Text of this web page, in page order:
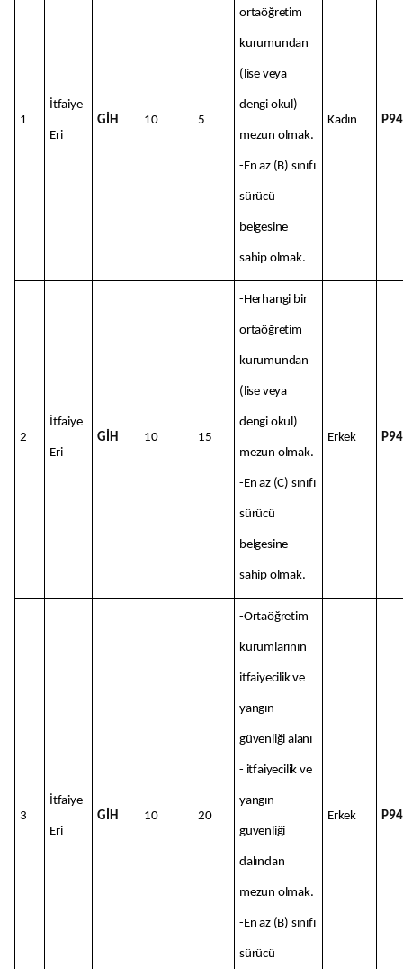
1
İtfaiye
Eri
GİH 10 5
ortaöğretim
kurumundan
(lise veya
dengi okul)
mezun olmak.
-En az (B) sınıfı
sürücü
belgesine
sahip olmak.
Kadın P94
2
İtfaiye
Eri
GİH 10 15
-Herhangi bir
ortaöğretim
kurumundan
(lise veya
dengi okul)
mezun olmak.
-En az (C) sınıfı
sürücü
belgesine
sahip olmak.
Erkek P94
3
İtfaiye
Eri
GİH 10 20
-Ortaöğretim
kurumlarının
itfaiyecilik ve
yangın
güvenliği alanı
- itfaiyecilik ve
yangın
güvenliği
dalından
mezun olmak.
-En az (B) sınıfı
sürücü
Erkek P94